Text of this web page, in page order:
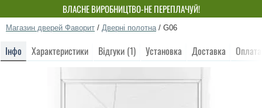
ВЛАСНЕ ВИРОБНИЦТВО-НЕ ПЕРЕПЛАЧУЙ!
Магазин дверей Фаворит / Дверні полотна / G06
Інфо Характеристики Відгуки (1) Установка Доставка Оплата